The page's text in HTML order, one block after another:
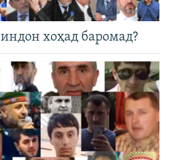
хоҳад баромад?